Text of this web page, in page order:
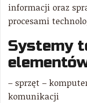
informacji oraz
procesami
Systemy
– sprzęt –
komunikacji